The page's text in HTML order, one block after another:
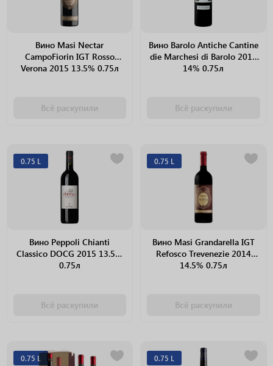
Вино Masi Nectar
CampoFiorin IGT Rosso
Verona 2015 13.5% 0.75л
Всё раскупили
Вино Barolo Antiche Cantine
die Marchesi di Barolo 2015
14% 0.75л
Всё раскупили
0.75 L
Вино Peppoli Chianti
Classico DOCG 2015 13.5%
0.75л
Всё раскупили
0.75 L
Вино Masi Grandarella IGT
Refosco Trevenezie 2014
14.5% 0.75л
Всё раскупили
0.75 L 0.75 L